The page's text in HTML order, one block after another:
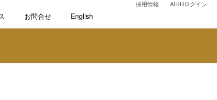
採用情報 AIHHログイン
お問合せ English